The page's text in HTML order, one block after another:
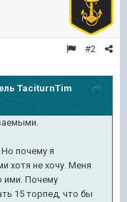
#2
TaciturnTim
почему я
хотя не хочу. Меня
ими. Почему
15 торпед, что бы